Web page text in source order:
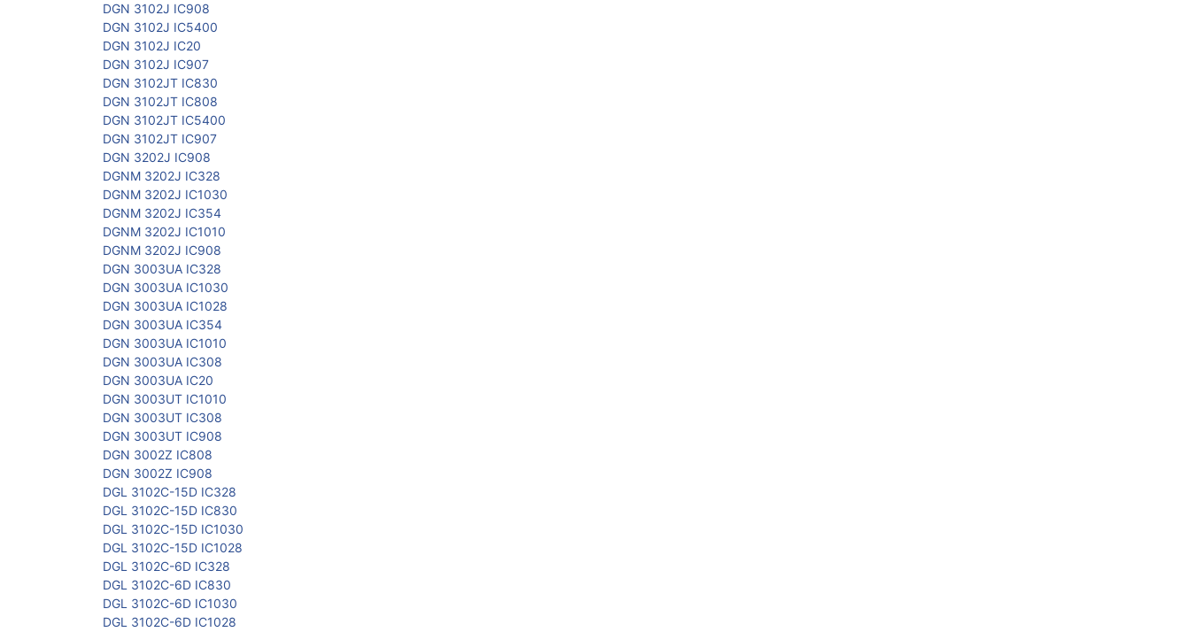
DGN 3102J IC908
DGN 3102J IC5400
DGN 3102J IC20
DGN 3102J IC907
DGN 3102JT IC830
DGN 3102JT IC808
DGN 3102JT IC5400
DGN 3102JT IC907
DGN 3202J IC908
DGNM 3202J IC328
DGNM 3202J IC1030
DGNM 3202J IC354
DGNM 3202J IC1010
DGNM 3202J IC908
DGN 3003UA IC328
DGN 3003UA IC1030
DGN 3003UA IC1028
DGN 3003UA IC354
DGN 3003UA IC1010
DGN 3003UA IC308
DGN 3003UA IC20
DGN 3003UT IC1010
DGN 3003UT IC308
DGN 3003UT IC908
DGN 3002Z IC808
DGN 3002Z IC908
DGL 3102C-15D IC328
DGL 3102C-15D IC830
DGL 3102C-15D IC1030
DGL 3102C-15D IC1028
DGL 3102C-6D IC328
DGL 3102C-6D IC830
DGL 3102C-6D IC1030
DGL 3102C-6D IC1028